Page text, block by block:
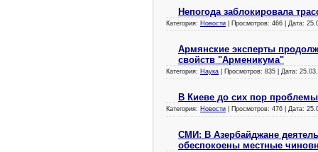
Непогода заблокировала
Категория: Новости | Просмотров: 466 | Дата:
Армянские эксперты
свойств "Арменикума"
Категория: Наука | Просмотров: 835 | Дата:
В Киеве до сих пор
Категория: Новости | Просмотров: 476 | Дата:
СМИ: В Азербайджане
обеспокоены местные